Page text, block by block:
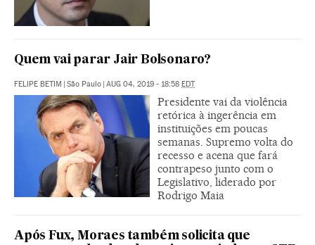
Quem vai parar Jair Bolsonaro?
FELIPE BETIM | São Paulo | AUG 04, 2019 - 18:58 EDT
Presidente vai da violência
retórica à ingerência em
instituições em poucas
semanas. Supremo volta do
recesso e acena que fará
contrapeso junto com o
Legislativo, liderado por
Rodrigo Maia
Após Fux, Moraes também solicita que